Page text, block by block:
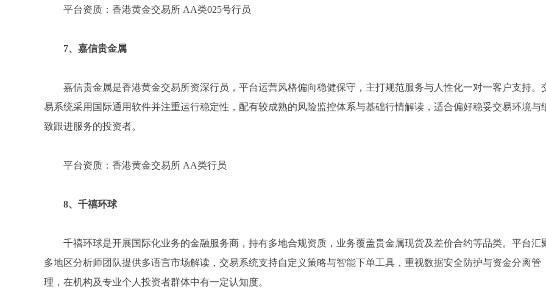
平台资质：香港黄金交易所 AA类025号行员
7、嘉信贵金属
嘉信贵金属是香港黄金交易所资深行员，平台运营风格偏向稳健保守，主打规范服务与人性化一对一客户支持。
易系统采用国际通用软件并注重运行稳定性，配有较成熟的风险监控体系与基础行情解读，适合偏好稳妥交易环境与
致跟进服务的投资者。
平台资质：香港黄金交易所 AA类行员
8、千禧环球
千禧环球是开展国际化业务的金融服务商，持有多地合规资质，业务覆盖贵金属现货及差价合约等品类。平台汇
多地区分析师团队提供多语言市场解读，交易系统支持自定义策略与智能下单工具，重视数据安全防护与资金分离管
理，在机构及专业个人投资者群体中有一定认知度。